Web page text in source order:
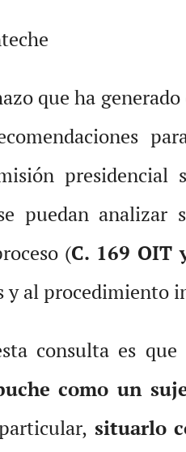
que ha
puedan
(C. 169 OIT
y al procedimiento
consulta es
como un
situarlo